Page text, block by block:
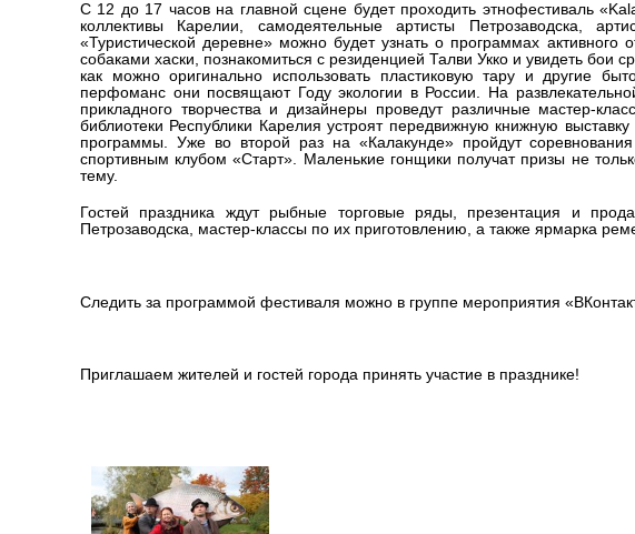
С 12 до 17 часов на главной сцене будет проходить этнофестиваль
коллективы Карелии, самодеятельные артисты Петрозаводска,
«Туристической деревне» можно будет узнать о программах
собаками хаски, познакомиться с резиденцией Талви Укко и увидеть бои
как можно оригинально использовать пластиковую тару и другие
перфоманс они посвящают Году экологии в России. На
прикладного творчества и дизайнеры проведут различные мастер-
библиотеки Республики Карелия устроят передвижную книжную
программы. Уже во второй раз на «Калакунде» пройдут
спортивным клубом «Старт». Маленькие гонщики получат призы не
тему.
Гостей праздника ждут рыбные торговые ряды, презентация и
Петрозаводска, мастер-классы по их приготовлению, а также ярмарка
Следить за программой фестиваля можно в группе мероприятия
Приглашаем жителей и гостей города принять участие в празднике!